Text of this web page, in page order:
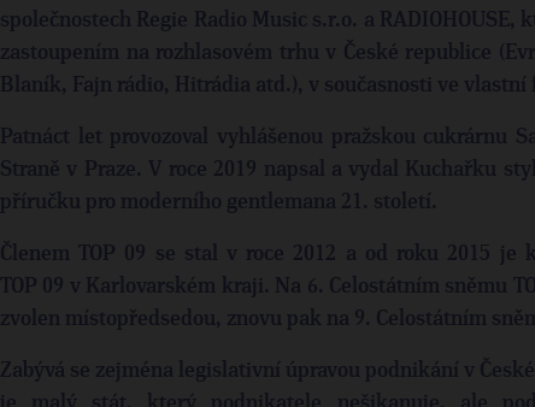
společnostech Regie Radio Music s.r.o. a RADIOHOUSE,
zastoupením na rozhlasovém trhu v České republice
Blaník, Fajn rádio, Hitrádia atd.), v současnosti ve vlastní
Patnáct let provozoval vyhlášenou pražskou cukrárnu
Straně v Praze. V roce 2019 napsal a vydal Kuchařku
příručku pro moderního gentlemana 21. století.
Členem TOP 09 se stal v roce 2012 a od roku 2015 je
TOP 09 v Karlovarském kraji. Na 6. Celostátním sněmu
zvolen místopředsedou, znovu pak na 9. Celostátním
Zabývá se zejména legislativní úpravou podnikání v